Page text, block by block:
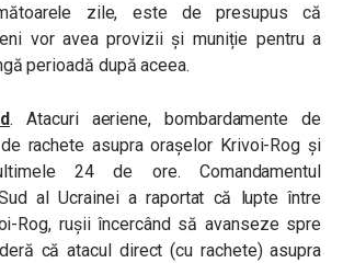
zile, este de presupus că
vor avea provizii și muniție pentru a
perioadă după aceea.
. Atacuri aeriene, bombardamente de
rachete asupra orașelor Krivoi-Rog și
24 de ore. Comandamentul
al Ucrainei a raportat că lupte între
Rog, rușii încercând să avanseze spre
că atacul direct (cu rachete) asupra